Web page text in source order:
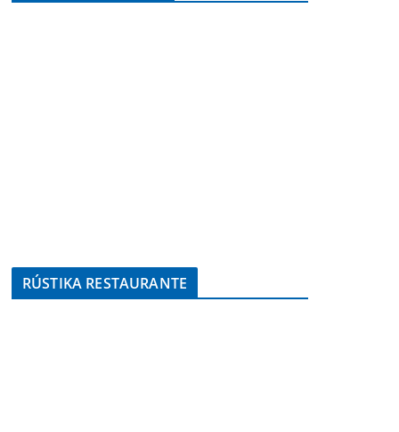
RÚSTIKA RESTAURANTE